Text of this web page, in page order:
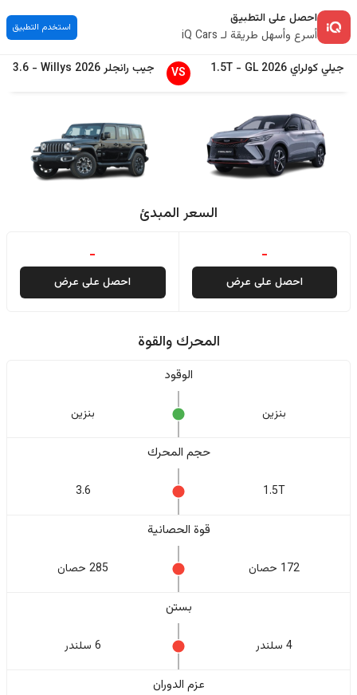
احصل على التطبيق
أسرع وأسهل طريقة لـ iQ Cars
استخدم التطبيق
جيليكولراي2026
GL
-
1.5T
VS جيب رانجلر2026
Willys
-
3.6
السعر المبدئ
-
احصل على عرض
-
احصل على عرض
المحرك والقوة
الوقود
بنزين بنزين
حجم المحرك
1.5T
3.6
قوة الحصانية
172 حصان 285 حصان
بستن
4 سلندر 6 سلندر
عزم الدوران